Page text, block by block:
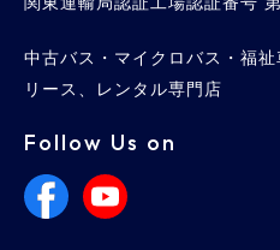
中古バス・マイクロバス・福
リース、レンタル専門店
Follow Us on